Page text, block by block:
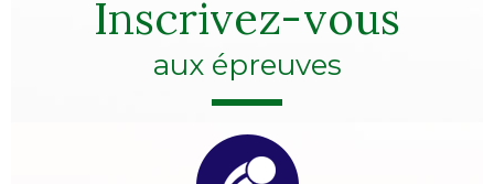
Inscrivez-vous
aux épreuves